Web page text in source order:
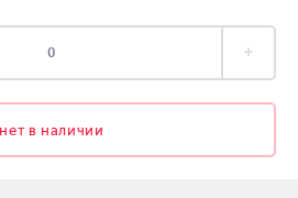
нет в наличии